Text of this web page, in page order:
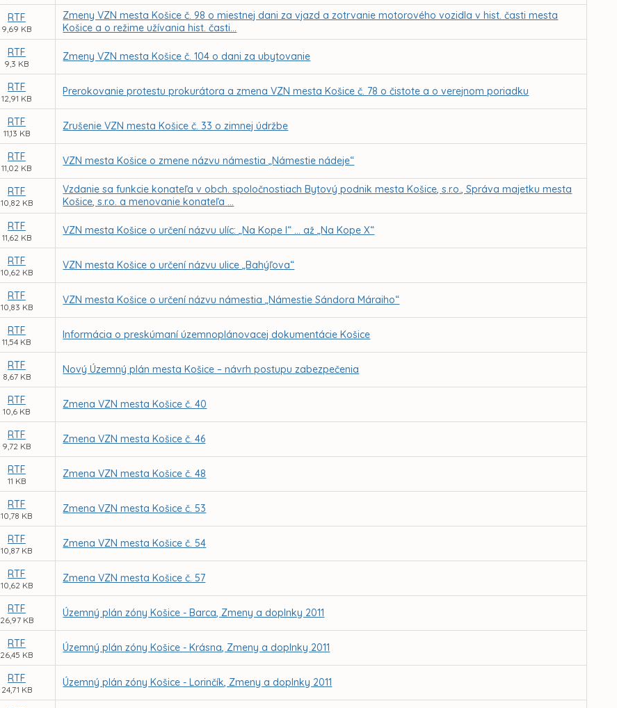
RTF
9,69 KB
Zmeny VZN mesta Košice č. 98 o miestnej dani za vjazd a zotrvanie motorového vozidla v hist. časti mesta
Košice a o režime užívania hist. časti...
RTF
9,3 KB
Zmeny VZN mesta Košice č. 104 o dani za ubytovanie
RTF
12,91 KB
Prerokovanie protestu prokurátora a zmena VZN mesta Košice č. 78 o čistote a o verejnom poriadku
RTF
11,13 KB
Zrušenie VZN mesta Košice č. 33 o zimnej údržbe
RTF
11,02 KB
VZN mesta Košice o zmene názvu námestia „Námestie nádeje“
RTF
10,82 KB
Vzdanie sa funkcie konateľa v obch. spoločnostiach Bytový podnik mesta Košice, s.r.o., Správa majetku mesta
Košice, s.r.o. a menovanie konateľa ...
RTF
11,62 KB
VZN mesta Košice o určení názvu ulíc: „Na Kope I“ ... až „Na Kope X“
RTF
10,62 KB
VZN mesta Košice o určení názvu ulice „Bahýľova“
RTF
10,83 KB
VZN mesta Košice o určení názvu námestia „Námestie Sándora Máraiho“
RTF
11,54 KB
Informácia o preskúmaní územnoplánovacej dokumentácie Košice
RTF
8,67 KB
Nový Územný plán mesta Košice – návrh postupu zabezpečenia
RTF
10,6 KB
Zmena VZN mesta Košice č. 40
RTF
9,72 KB
Zmena VZN mesta Košice č. 46
RTF
11 KB
Zmena VZN mesta Košice č. 48
RTF
10,78 KB
Zmena VZN mesta Košice č. 53
RTF
10,87 KB
Zmena VZN mesta Košice č. 54
RTF
10,62 KB
Zmena VZN mesta Košice č. 57
RTF
26,97 KB
Územný plán zóny Košice - Barca, Zmeny a doplnky 2011
RTF
26,45 KB
Územný plán zóny Košice - Krásna, Zmeny a doplnky 2011
RTF
24,71 KB
Územný plán zóny Košice - Lorinčík, Zmeny a doplnky 2011